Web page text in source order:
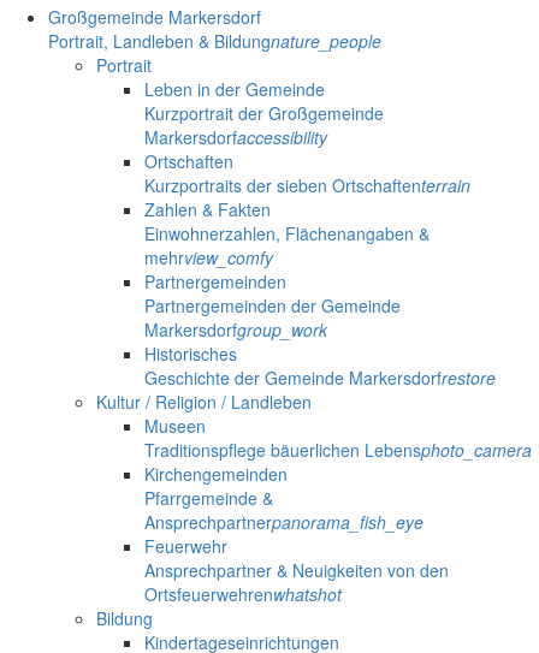
Großgemeinde Markersdorf
Portrait, Landleben & Bildungnature_people
Portrait
Leben in der Gemeinde
Kurzportrait der Großgemeinde
Markersdorfaccessibility
Ortschaften
Kurzportraits der sieben Ortschaftenterrain
Zahlen & Fakten
Einwohnerzahlen, Flächenangaben &
mehrview_comfy
Partnergemeinden
Partnergemeinden der Gemeinde
Markersdorfgroup_work
Historisches
Geschichte der Gemeinde Markersdorfrestore
Kultur / Religion / Landleben
Museen
Traditionspflege bäuerlichen Lebensphoto_camera
Kirchengemeinden
Pfarrgemeinde &
Ansprechpartnerpanorama_fish_eye
Feuerwehr
Ansprechpartner & Neuigkeiten von den
Ortsfeuerwehrenwhatshot
Bildung
Kindertageseinrichtungen